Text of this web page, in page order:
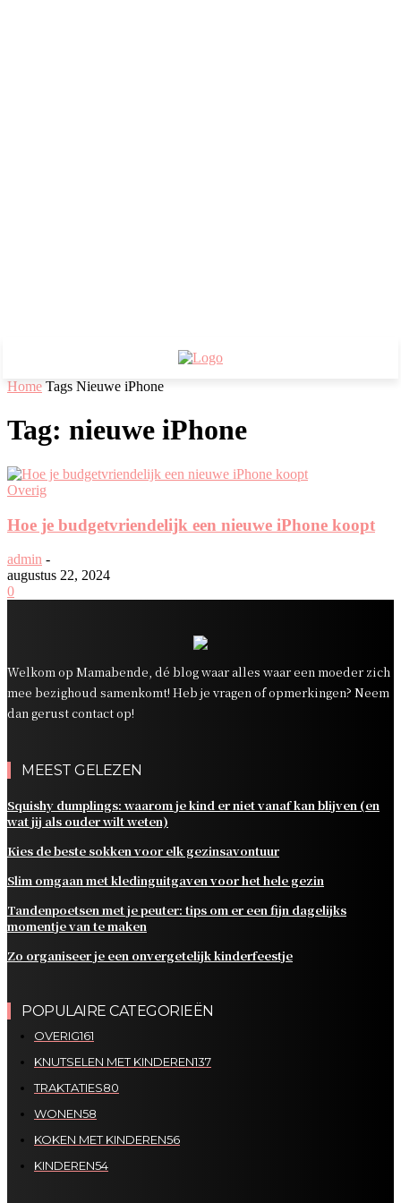
Home Tags Nieuwe iPhone
Tag: nieuwe iPhone
Overig
Hoe je budgetvriendelijk een nieuwe iPhone koopt
admin -
augustus 22, 2024
0
Welkom op Mamabende, dé blog waar alles waar een moeder zich
mee bezighoud samenkomt! Heb je vragen of opmerkingen? Neem
dan gerust contact op!
MEEST GELEZEN
Squishy dumplings: waarom je kind er niet vanaf kan blijven (en
wat jij als ouder wilt weten)
Kies de beste sokken voor elk gezinsavontuur
Slim omgaan met kledinguitgaven voor het hele gezin
Tandenpoetsen met je peuter: tips om er een fijn dagelijks
momentje van te maken
Zo organiseer je een onvergetelijk kinderfeestje
POPULAIRE CATEGORIEËN
OVERIG161
KNUTSELEN MET KINDEREN137
TRAKTATIES80
WONEN58
KOKEN MET KINDEREN56
KINDEREN54